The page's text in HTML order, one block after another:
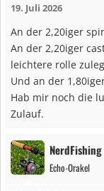
19. Juli 2026
An der 2,20iger
An der 2,20iger
leichtere rolle
Und an der
Hab mir noch die
Zulauf.
NerdFishing
Echo-Orakel